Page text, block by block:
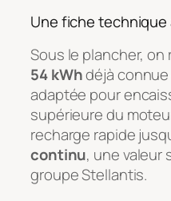
Une fiche
Sous le plancher, on
54 kWhdéjà connue
adaptée pour
supérieure du
recharge rapide
continu, une valeur
groupe Stellantis.